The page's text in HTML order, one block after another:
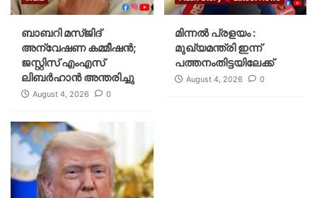
ബാബറി മസ്ജിദ്
അന്വേഷണ കമ്മീഷന്‍;
ജസ്റ്റിസ് എംഎസ്
ലിബര്‍ഹാന്‍ അന്തരിച്ചു
August 4, 2026 0
മിന്നല്‍ പ്രളയം :
മുഖ്യമന്ത്രി ഇന്ന്
പത്തനംതിട്ടയിലേക്ക്
August 4, 2026 0